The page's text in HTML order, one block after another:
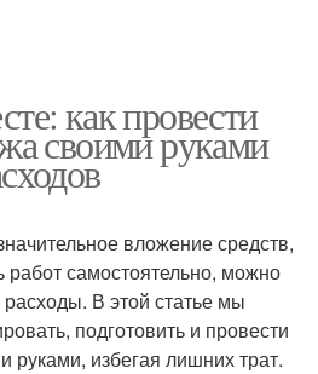
как провести
своими руками
вложение средств,
работ самостоятельно, можно
В этой статье мы
подготовить и провести
руками, избегая лишних трат.